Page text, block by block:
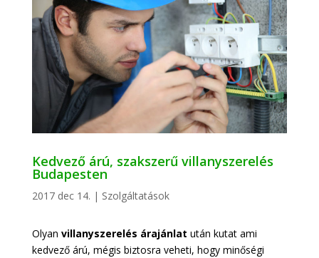
Kedvező árú, szakszerű villanyszerelés
Budapesten
2017 dec 14. | Szolgáltatások
Olyan villanyszerelés árajánlat után kutat ami
kedvező árú, mégis biztosra veheti, hogy minőségi